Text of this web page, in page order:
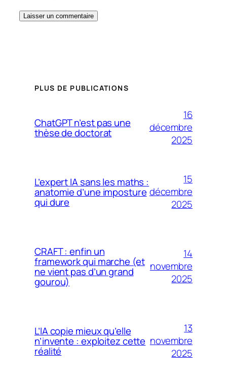
PLUS DE PUBLICATIONS
ChatGPT n’est pas une
thèse de doctorat
16
décembre
2025
L’expert IA sans les maths :
anatomie d’une imposture
qui dure
15
décembre
2025
CRAFT : enfin un
framework qui marche (et
ne vient pas d’un grand
gourou)
14
novembre
2025
L’IA copie mieux qu’elle
n’invente : exploitez cette
réalité
13
novembre
2025